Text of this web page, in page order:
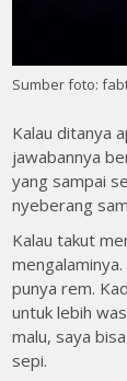
Sumber foto:
Kalau ditanya
jawabannya
yang sampai
nyeberang
Kalau takut
punya rem.
untuk lebih
malu, saya
sepi.